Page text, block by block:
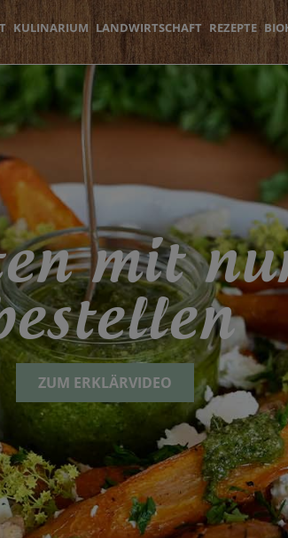
KULINARIUM LANDWIRTSCHAFT REZEPTE
mit
ZUM ERKLÄRVIDEO